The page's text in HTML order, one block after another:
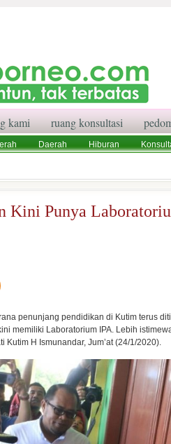
kami ruang konsultasi
Daerah Hiburan
Kini Punya
penunjang pendidikan di Kutim terus
memiliki Laboratorium IPA. Lebih
Kutim H Ismunandar, Jum’at (24/1/2020).